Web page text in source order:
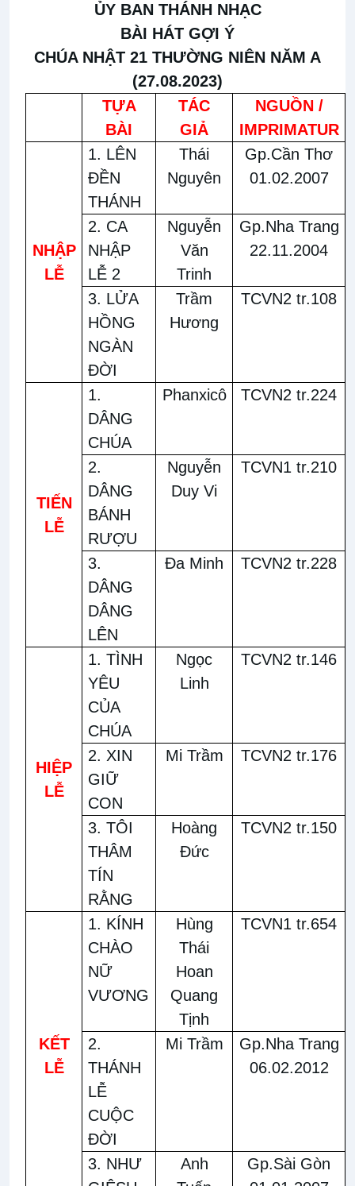
ỦY BAN THÁNH NHẠC
BÀI HÁT GỢI Ý
CHÚA NHẬT 21 THƯỜNG NIÊN NĂM A
(27.08.2023)
TỰA
BÀI
TÁC
GIẢ
NGUỒN /
IMPRIMATUR
NHẬP
LỄ
1. LÊN
ĐỀN
THÁNH
Thái
Nguyên
Gp.Cần Thơ
01.02.2007
2. CA
NHẬP
LỄ 2
Nguyễn
Văn
Trinh
Gp.Nha Trang
22.11.2004
3. LỬA
HỒNG
NGÀN
ĐỜI
Trầm
Hương
TCVN2 tr.108
TIẾN
LỄ
1.
DÂNG
CHÚA
Phanxicô TCVN2 tr.224
2.
DÂNG
BÁNH
RƯỢU
Nguyễn
Duy Vi
TCVN1 tr.210
3.
DÂNG
DÂNG
LÊN
Đa Minh TCVN2 tr.228
HIỆP
LỄ
1. TÌNH
YÊU
CỦA
CHÚA
Ngọc
Linh
TCVN2 tr.146
2. XIN
GIỮ
CON
Mi Trầm TCVN2 tr.176
3. TÔI
THÂM
TÍN
RẰNG
Hoàng
Đức
TCVN2 tr.150
KẾT
LỄ
1. KÍNH
CHÀO
NỮ
VƯƠNG
Hùng
Thái
Hoan
Quang
Tịnh
TCVN1 tr.654
2.
THÁNH
LỄ
CUỘC
ĐỜI
Mi Trầm
Gp.Nha Trang
06.02.2012
3. NHƯ
Anh
Gp.Sài Gòn